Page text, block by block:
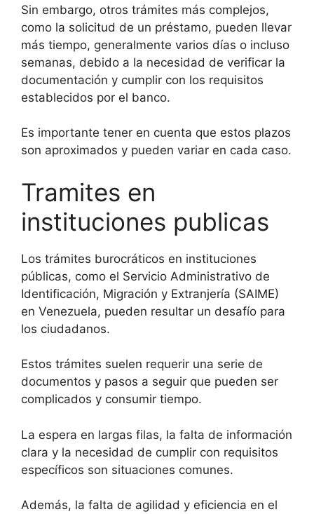
Sin embargo, otros trámites más complejos,
como la solicitud de un préstamo, pueden llevar
más tiempo, generalmente varios días o incluso
semanas, debido a la necesidad de verificar la
documentación y cumplir con los requisitos
establecidos por el banco.
Es importante tener en cuenta que estos plazos
son aproximados y pueden variar en cada caso.
Tramites en
instituciones publicas
Los trámites burocráticos en instituciones
públicas, como el Servicio Administrativo de
Identificación, Migración y Extranjería (SAIME)
en Venezuela, pueden resultar un desafío para
los ciudadanos.
Estos trámites suelen requerir una serie de
documentos y pasos a seguir que pueden ser
complicados y consumir tiempo.
La espera en largas filas, la falta de información
clara y la necesidad de cumplir con requisitos
específicos son situaciones comunes.
Además, la falta de agilidad y eficiencia en el